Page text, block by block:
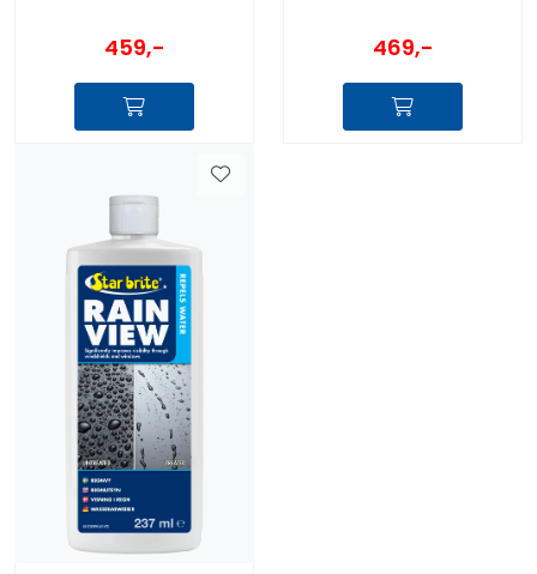
459,- 469,-